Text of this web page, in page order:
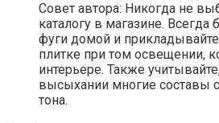
Совет автора: Никогда не
каталогу в магазине. Всегда
фуги домой и
плитке при том освещении,
интерьере. Также
высыхании многие составы
тона.